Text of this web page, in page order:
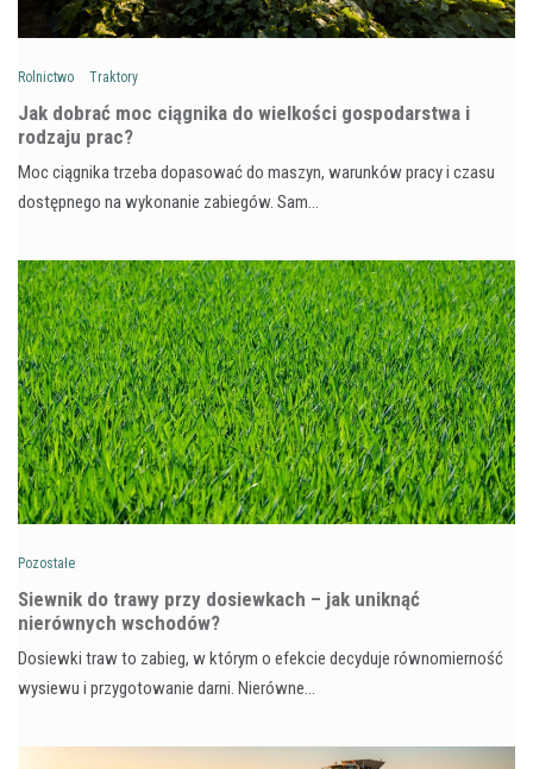
Rolnictwo Traktory
Jak dobrać moc ciągnika do wielkości gospodarstwa i
rodzaju prac?
Moc ciągnika trzeba dopasować do maszyn, warunków pracy i czasu
dostępnego na wykonanie zabiegów. Sam…
Pozostałe
Siewnik do trawy przy dosiewkach – jak uniknąć
nierównych wschodów?
Dosiewki traw to zabieg, w którym o efekcie decyduje równomierność
wysiewu i przygotowanie darni. Nierówne…